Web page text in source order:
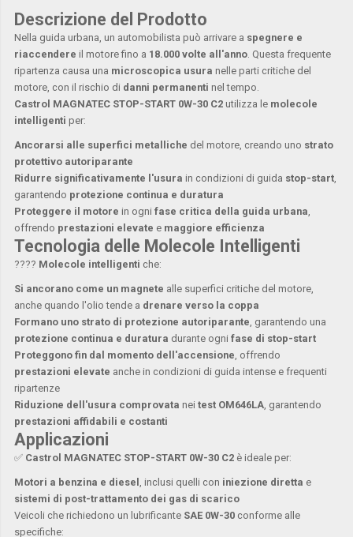
Descrizione del Prodotto
Nella guida urbana, un automobilista può arrivare a spegnere e
riaccendere il motore fino a 18.000 volte all'anno. Questa frequente
ripartenza causa una microscopica usura nelle parti critiche del
motore, con il rischio di danni permanenti nel tempo.
Castrol MAGNATEC STOP-START 0W-30 C2 utilizza le molecole
intelligenti per:
Ancorarsi alle superfici metalliche del motore, creando uno strato
protettivo autoriparante
Ridurre significativamente l'usura in condizioni di guida stop-start,
garantendo protezione continua e duratura
Proteggere il motore in ognifase critica della guida urbana,
offrendo prestazioni elevate e maggiore efficienza
Tecnologia delle Molecole Intelligenti
???? Molecole intelligenti che:
Si ancorano come un magnete alle superfici critiche del motore,
anche quando l'olio tende a drenare verso la coppa
Formano uno strato di protezione autoriparante, garantendo una
protezione continua e duratura durante ognifase di stop-start
Proteggono fin dal momento dell'accensione, offrendo
prestazioni elevate anche in condizioni di guida intense e frequenti
ripartenze
Riduzione dell'usura comprovata neitest OM646LA, garantendo
prestazioni affidabili e costanti
Applicazioni
✅ Castrol MAGNATEC STOP-START 0W-30 C2 è ideale per:
Motori a benzina e diesel, inclusi quelli con iniezione diretta e
sistemi di post-trattamento dei gas di scarico
Veicoli che richiedono un lubrificante SAE 0W-30 conforme alle
specifiche: